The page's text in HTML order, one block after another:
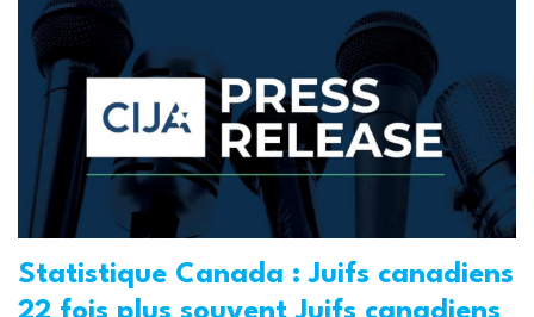
Statistique Canada : Juifs canadiens